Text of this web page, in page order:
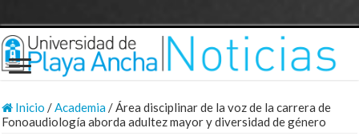
Inicio /Academia/Área disciplinar de la voz de la carrera de
Fonoaudiología aborda adultez mayor y diversidad de género